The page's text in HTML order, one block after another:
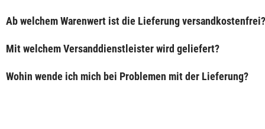
Ab welchem Warenwert ist die Lieferung versandkostenfrei?
Mit welchem Versanddienstleister wird geliefert?
Wohin wende ich mich bei Problemen mit der Lieferung?